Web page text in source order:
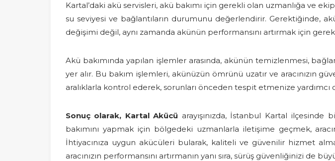
Kartal’daki akü servisleri, akü bakımı için gerekli olan uzmanlığa ve
su seviyesi ve bağlantıların durumunu değerlendirir. Gerektiğinde,
değişimi değil, aynı zamanda akünün performansını artırmak için
Akü bakımında yapılan işlemler arasında, akünün temizlenmesi,
yer alır. Bu bakım işlemleri, akünüzün ömrünü uzatır ve aracınızın
aralıklarla kontrol ederek, sorunları önceden tespit etmenize yardımcı
Sonuç olarak, Kartal Akücü arayışınızda, İstanbul Kartal
bakımını yapmak için bölgedeki uzmanlarla iletişime geçmek,
İhtiyacınıza uygun akücüleri bularak, kaliteli ve güvenilir hizmet
aracınızın performansını artırmanın yanı sıra, sürüş güvenliğinizi de